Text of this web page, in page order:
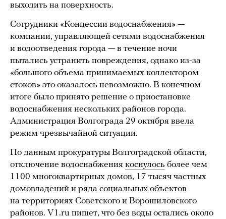
выходить на поверхность.
Сотрудники «Концессии водоснабжения» —
компании, управляющей сетями водоснабжения
и водоотведения города — в течение ночи
пытались устранить повреждения, однако из-за
«большого объема принимаемых коллектором
стоков» это оказалось невозможно. В конечном
итоге было принято решение о приостановке
водоснабжения нескольких районов города.
Администрация Волгограда 29 октября ввела
режим чрезвычайной ситуации.
По данным прокуратуры Волгоградской области,
отключение водоснабжения коснулось более чем
1100 многоквартирных домов, 17 тысяч частных
домовладений и ряда социальных объектов
на территориях Советского и Ворошиловского
районов. V1.ru пишет, что без воды остались около